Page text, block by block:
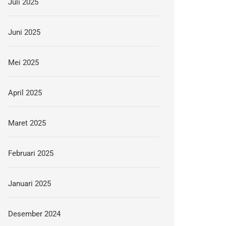
Juli 2025
Juni 2025
Mei 2025
April 2025
Maret 2025
Februari 2025
Januari 2025
Desember 2024